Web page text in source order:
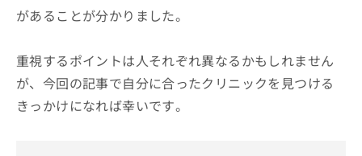
があることが分かりました。
重視するポイントは人それぞれ異なるかもしれません
が、今回の記事で自分に合ったクリニックを見つける
きっかけになれば幸いです。